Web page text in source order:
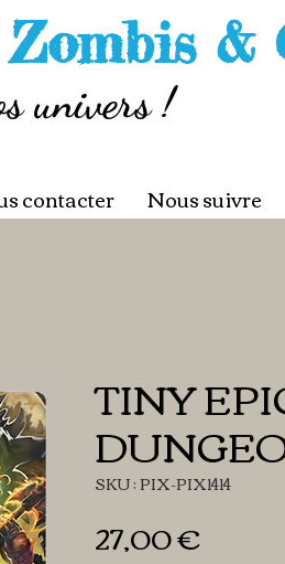
&
univers !
contacter Nous suivre
TINY
SKU : PIX-PIX1414
27,00 €Prix